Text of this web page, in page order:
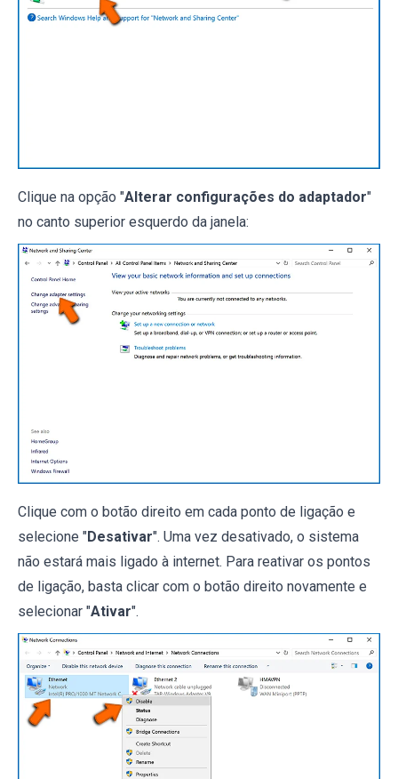
Clique na opção "Alterar configurações do adaptador"
no canto superior esquerdo da janela:
Clique com o botão direito em cada ponto de ligação e
selecione "Desativar". Uma vez desativado, o sistema
não estará mais ligado à internet. Para reativar os pontos
de ligação, basta clicar com o botão direito novamente e
selecionar "Ativar".